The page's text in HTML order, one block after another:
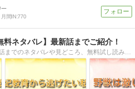
月間IN:770
料ネタバレ】最新話までご紹介！